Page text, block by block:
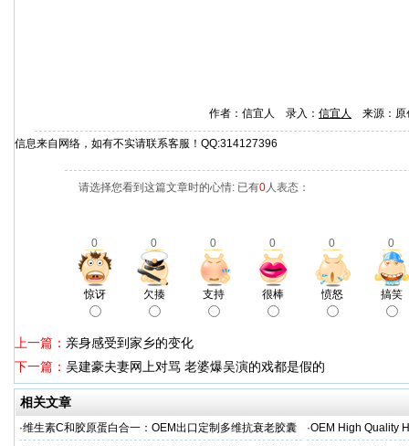
作者：信宜人 录入： 信宜人 来源：
信息来自网络，如有不实请联系客服！QQ:314127396
请选择您看到这篇文章时的心情: 已有0人表态：
0 0 0 0 0 0
惊讶 欠揍 支持 很棒 愤怒 搞笑
上一篇： 亲身感受到家乡的变化
下一篇： 吴建豪夫妻网上对骂 老婆爆吴演的戏都是假的
相关文章
·维生素C和胶原蛋白合一：OEM出口定制多维抗衰老胶囊 ·OEM High Quality